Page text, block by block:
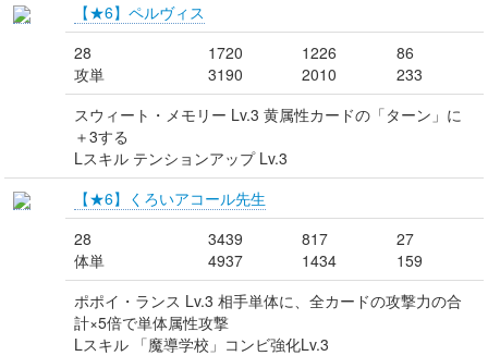
【★6】ペルヴィス
28
攻単
1720
3190
1226
2010
86
233
スウィート・メモリー Lv.3 黄属性カードの「ターン」に
＋3する
Lスキル テンションアップ Lv.3
【★6】くろいアコール先生
28
体単
3439
4937
817
1434
27
159
ポポイ・ランス Lv.3 相手単体に、全カードの攻撃力の合
計×5倍で単体属性攻撃
Lスキル 「魔導学校」コンビ強化Lv.3